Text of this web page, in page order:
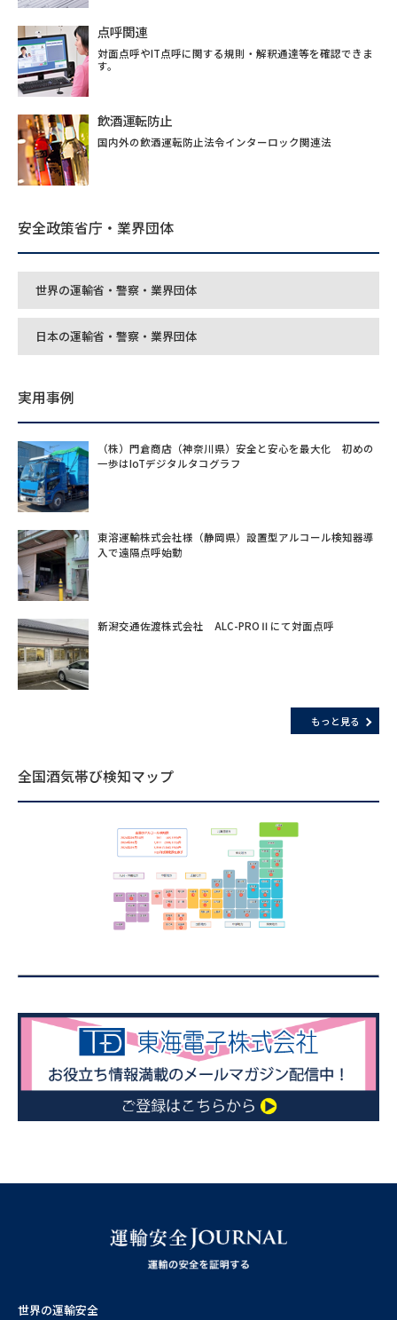
点呼関連
対面点呼やIT点呼に関する規則・解釈通達等を確認できま
す。
飲酒運転防止
国内外の飲酒運転防止法令インターロック関連法
安全政策省庁・業界団体
世界の運輸省・警察・業界団体
日本の運輸省・警察・業界団体
実用事例
（株）門倉商店（神奈川県）安全と安心を最大化 初めの
一歩はIoTデジタルタコグラフ
東溶運輸株式会社様（静岡県）設置型アルコール検知器導
入で遠隔点呼始動
新潟交通佐渡株式会社 ALC-PROⅡにて対面点呼
もっと見る
全国酒気帯び検知マップ
世界の運輸安全